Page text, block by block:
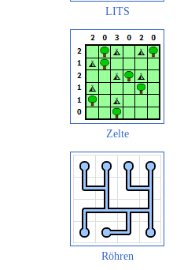
LITS
Zelte
Röhren